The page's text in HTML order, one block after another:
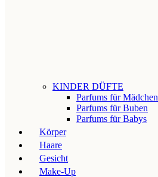
KINDER DÜFTE
Parfums für Mädchen
Parfums für Buben
Parfums für Babys
Körper
Haare
Gesicht
Make-Up